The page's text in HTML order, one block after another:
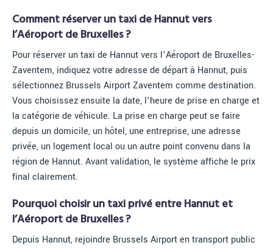
Comment réserver un taxi de Hannut vers
l’Aéroport de Bruxelles ?
Pour réserver un taxi de Hannut vers l’Aéroport de Bruxelles-
Zaventem, indiquez votre adresse de départ à Hannut, puis
sélectionnez Brussels Airport Zaventem comme destination.
Vous choisissez ensuite la date, l’heure de prise en charge et
la catégorie de véhicule. La prise en charge peut se faire
depuis un domicile, un hôtel, une entreprise, une adresse
privée, un logement local ou un autre point convenu dans la
région de Hannut. Avant validation, le système affiche le prix
final clairement.
Pourquoi choisir un taxi privé entre Hannut et
l’Aéroport de Bruxelles ?
Depuis Hannut, rejoindre Brussels Airport en transport public